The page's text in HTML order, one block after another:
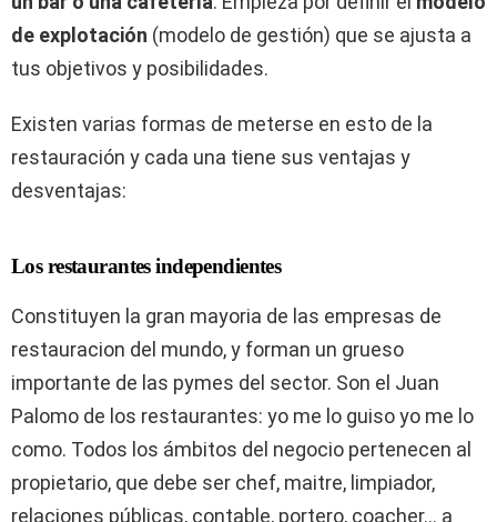
de explotación (modelo de gestión) que se ajusta a
tus objetivos y posibilidades.
Existen varias formas de meterse en esto de la
restauración y cada una tiene sus ventajas y
desventajas:
Los restaurantes independientes
Constituyen la gran mayoria de las empresas de
restauracion del mundo, y forman un grueso
importante de las pymes del sector. Son el Juan
Palomo de los restaurantes: yo me lo guiso yo me lo
como. Todos los ámbitos del negocio pertenecen al
propietario, que debe ser chef, maitre, limpiador,
relaciones públicas, contable, portero, coacher… a